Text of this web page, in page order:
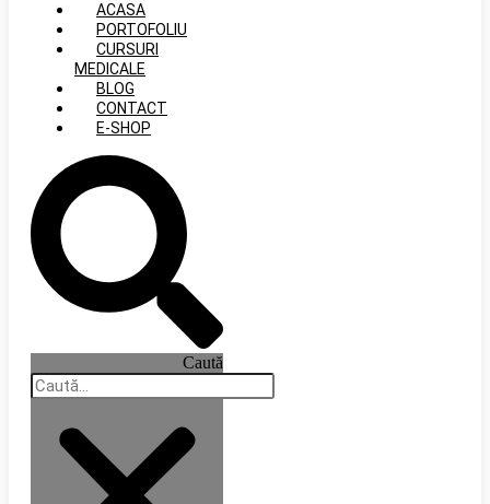
ACASA
PORTOFOLIU
CURSURI
MEDICALE
BLOG
CONTACT
E-SHOP
Caută